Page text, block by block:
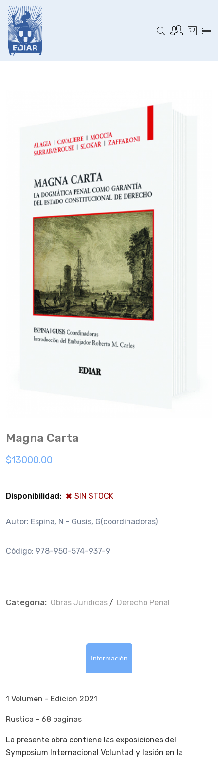
Magna Carta
$13000.00
Disponibilidad: SIN STOCK
Autor: Espina, N - Gusis, G(coordinadoras)
Código: 978-950-574-937-9
Categoria: Obras Jurí­dicas / Derecho Penal
Información
1 Volumen - Edicion 2021
Rustica - 68 paginas
La presente obra contiene las exposiciones del
Symposium Internacional Voluntad y lesión en la